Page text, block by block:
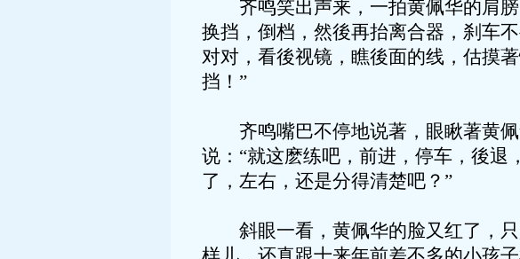
齐鸣笑出声来，一拍黄佩华的肩膀
换挡，倒档，然後再抬离合器，刹车
对对，看後视镜，瞧後面的线，估摸
挡！”
齐鸣嘴巴不停地说著，眼瞅著黄佩
说：“就这麽练吧，前进，停车，後
了，左右，还是分得清楚吧？”
斜眼一看，黄佩华的脸又红了，只